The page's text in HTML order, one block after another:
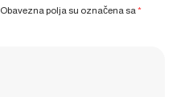
Obavezna polja su označena sa*